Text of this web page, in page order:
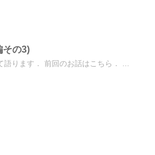
その3)
語ります． 前回のお話はこちら． ...